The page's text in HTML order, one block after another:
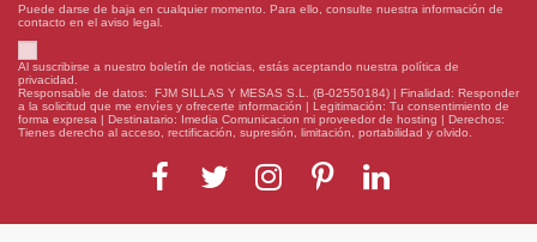
Puede darse de baja en cualquier momento. Para ello, consulte nuestra información de
contacto en el aviso legal.
Al suscribirse a nuestro boletín de noticias, estás aceptando nuestra política de
privacidad.
Responsable de datos: FJM SILLAS Y MESAS S.L. (B-02550184) | Finalidad: Responder
a la solicitud que me envíes y ofrecerte información | Legitimación: Tu consentimiento de
forma expresa | Destinatario: Imedia Comunicacion mi proveedor de hosting | Derechos:
Tienes derecho al acceso, rectificación, supresión, limitación, portabilidad y olvido.